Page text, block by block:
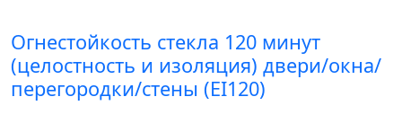
Огнестойкость стекла 120 минут
(целостность и изоляция) двери/окна/
перегородки/стены (EI120)